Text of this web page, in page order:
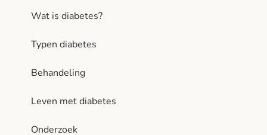
Wat is diabetes?
Typen diabetes
Behandeling
Leven met diabetes
Onderzoek